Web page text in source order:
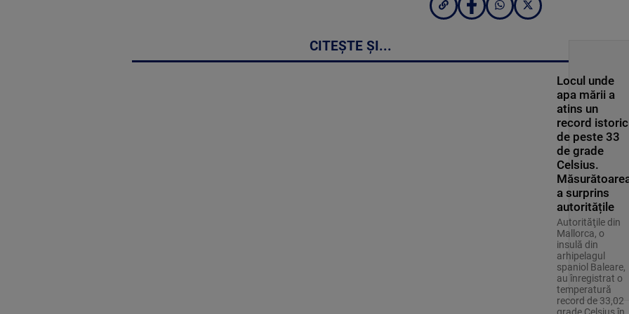
CITEȘTE ȘI...
Locul unde
apa mării a
atins un
record istoric
de peste 33
de grade
Celsius.
a surprins
autoritățile
Autorităţile din
Mallorca, o
insulă din
arhipelagul
spaniol Baleare,
au înregistrat o
temperatură
record de 33,02